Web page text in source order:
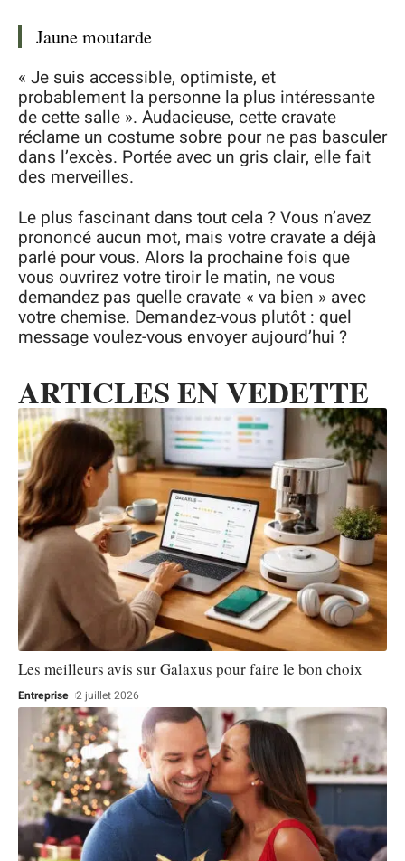
Jaune moutarde
« Je suis accessible, optimiste, et
probablement la personne la plus intéressante
de cette salle ». Audacieuse, cette cravate
réclame un costume sobre pour ne pas basculer
dans l’excès. Portée avec un gris clair, elle fait
des merveilles.
Le plus fascinant dans tout cela ? Vous n’avez
prononcé aucun mot, mais votre cravate a déjà
parlé pour vous. Alors la prochaine fois que
vous ouvrirez votre tiroir le matin, ne vous
demandez pas quelle cravate « va bien » avec
votre chemise. Demandez-vous plutôt : quel
message voulez-vous envoyer aujourd’hui ?
ARTICLES EN VEDETTE
Les meilleurs avis sur Galaxus pour faire le bon choix
Entreprise 2 juillet 2026